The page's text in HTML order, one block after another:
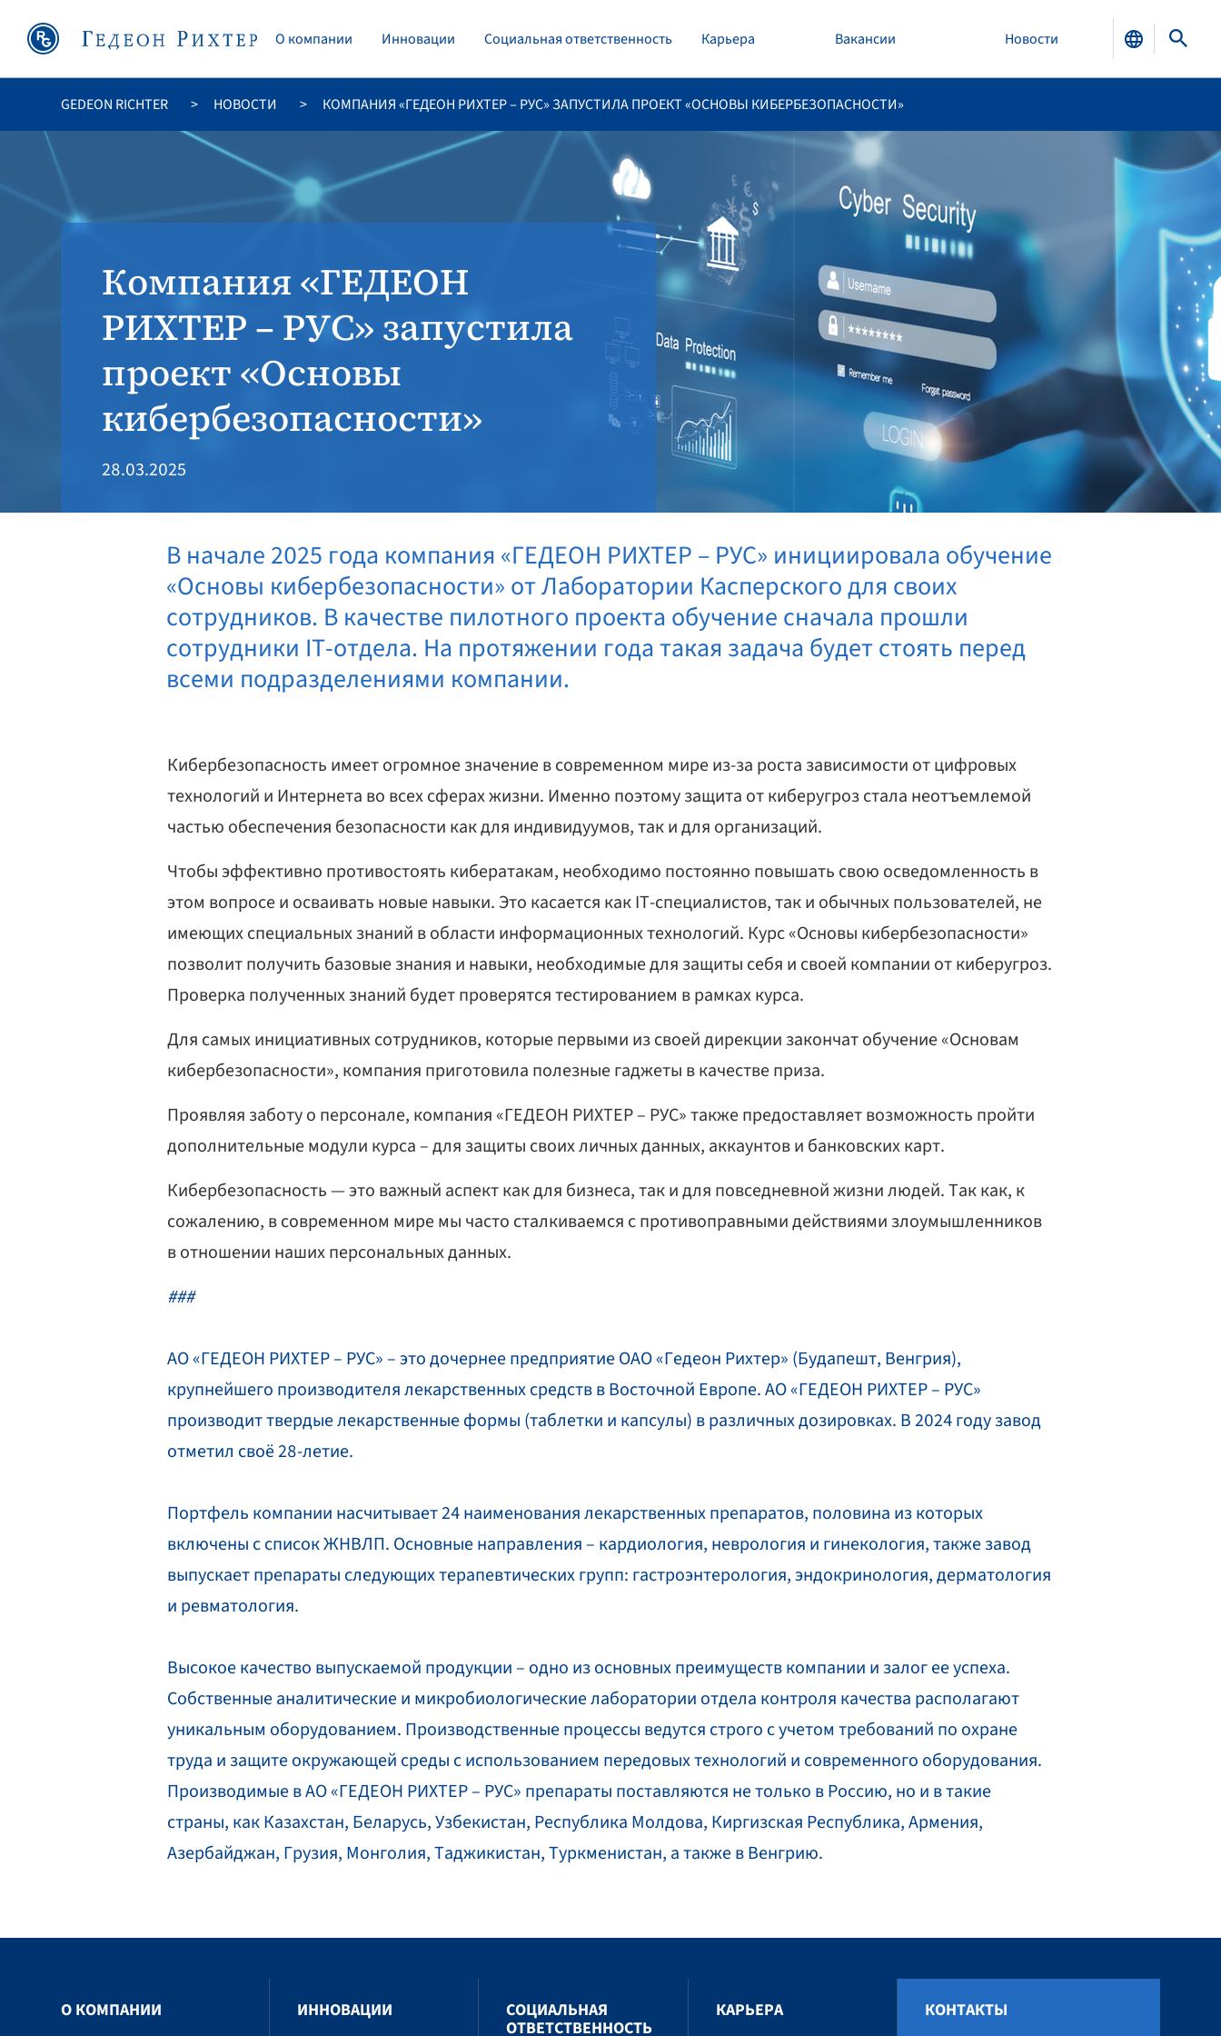
O компании Инновации Социальная ответственность Карьера Вакансии Новости
GEDEON RICHTER НОВОСТИ КОМПАНИЯ «ГЕДЕОН РИХТЕР – РУС» ЗАПУСТИЛА ПРОЕКТ «ОСНОВЫ КИБЕРБЕЗОПАСНОСТИ»
Компания «ГЕДЕОН
РИХТЕР – РУС» запустила
проект «Основы
кибербезопасности»
28.03.2025
В начале 2025 года компания «ГЕДЕОН РИХТЕР – РУС» инициировала обучение
«Основы кибербезопасности» от Лаборатории Касперского для своих
сотрудников. В качестве пилотного проекта обучение сначала прошли
сотрудники IT-отдела. На протяжении года такая задача будет стоять перед
всеми подразделениями компании.
Кибербезопасность имеет огромное значение в современном мире из-за роста зависимости от цифровых
технологий и Интернета во всех сферах жизни. Именно поэтому защита от киберугроз стала неотъемлемой
частью обеспечения безопасности как для индивидуумов, так и для организаций.
Чтобы эффективно противостоять кибератакам, необходимо постоянно повышать свою осведомленность в
этом вопросе и осваивать новые навыки. Это касается как IT-специалистов, так и обычных пользователей, не
имеющих специальных знаний в области информационных технологий. Курс «Основы кибербезопасности»
позволит получить базовые знания и навыки, необходимые для защиты себя и своей компании от киберугроз.
Проверка полученных знаний будет проверятся тестированием в рамках курса.
Для самых инициативных сотрудников, которые первыми из своей дирекции закончат обучение «Основам
кибербезопасности», компания приготовила полезные гаджеты в качестве приза.
Проявляя заботу о персонале, компания «ГЕДЕОН РИХТЕР – РУС» также предоставляет возможность пройти
дополнительные модули курса – для защиты своих личных данных, аккаунтов и банковских карт.
Кибербезопасность — это важный аспект как для бизнеса, так и для повседневной жизни людей. Так как, к
сожалению, в современном мире мы часто сталкиваемся с противоправными действиями злоумышленников
в отношении наших персональных данных.
###
АО «ГЕДЕОН РИХТЕР – РУС» – это дочернее предприятие ОАО «Гедеон Рихтер» (Будапешт, Венгрия),
крупнейшего производителя лекарственных средств в Восточной Европе. АО «ГЕДЕОН РИХТЕР – РУС»
производит твердые лекарственные формы (таблетки и капсулы) в различных дозировках. В 2024 году завод
отметил своё 28-летие.
Портфель компании насчитывает 24 наименования лекарственных препаратов, половина из которых
включены с список ЖНВЛП. Основные направления – кардиология, неврология и гинекология, также завод
выпускает препараты следующих терапевтических групп: гастроэнтерология, эндокринология, дерматология
и ревматология.
Высокое качество выпускаемой продукции – одно из основных преимуществ компании и залог ее успеха.
Собственные аналитические и микробиологические лаборатории отдела контроля качества располагают
уникальным оборудованием. Производственные процессы ведутся строго с учетом требований по охране
труда и защите окружающей среды с использованием передовых технологий и современного оборудования.
Производимые в АО «ГЕДЕОН РИХТЕР – РУС» препараты поставляются не только в Россию, но и в такие
страны, как Казахстан, Беларусь, Узбекистан, Республика Молдова, Киргизская Республика, Армения,
Азербайджан, Грузия, Монголия, Таджикистан, Туркменистан, а также в Венгрию.
O КОМПАНИИ ИННОВАЦИИ
СОЦИАЛЬНАЯ
ОТВЕТСТВЕННОСТЬ
КАРЬЕРА КОНТАКТЫ